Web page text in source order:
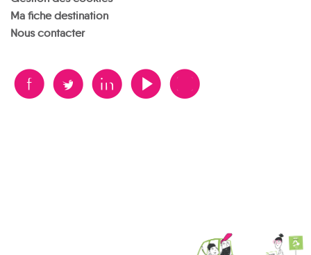
Ma fiche destination
Nous contacter
B A D F V